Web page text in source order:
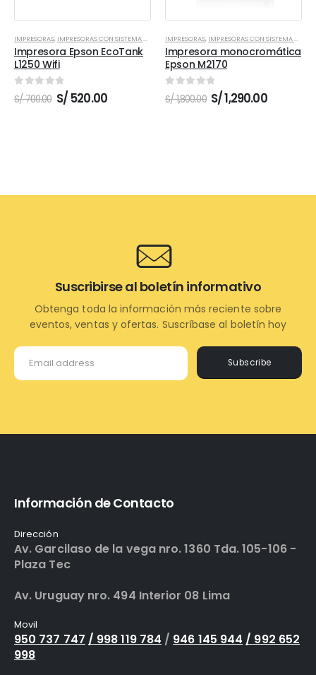
IMPRESORAS, IMPRESORAS CON SISTEMA CONTINUO
Impresora Epson EcoTank
L1250 Wifi
out of 5
S/700.00 El
precio
S/520.00El
IMPRESORAS, IMPRESORAS CON SISTEMA CONTINUO
Impresora monocromática
Epson M2170
out of 5
S/1,800.00 El
precio
S/1,290.00El
Subscribe
Suscribirse al boletín informativo
Obtenga toda la información más reciente sobre
eventos, ventas y ofertas. Suscríbase al boletín hoy
Información de Contacto
Dirección
Av. Garcilaso de la vega nro. 1360 Tda. 105-106 -
Plaza Tec
Av. Uruguay nro. 494 Interior 08 Lima
Movil
950 737 747 / 998 119 784 / 946 145 944 / 992 652
998